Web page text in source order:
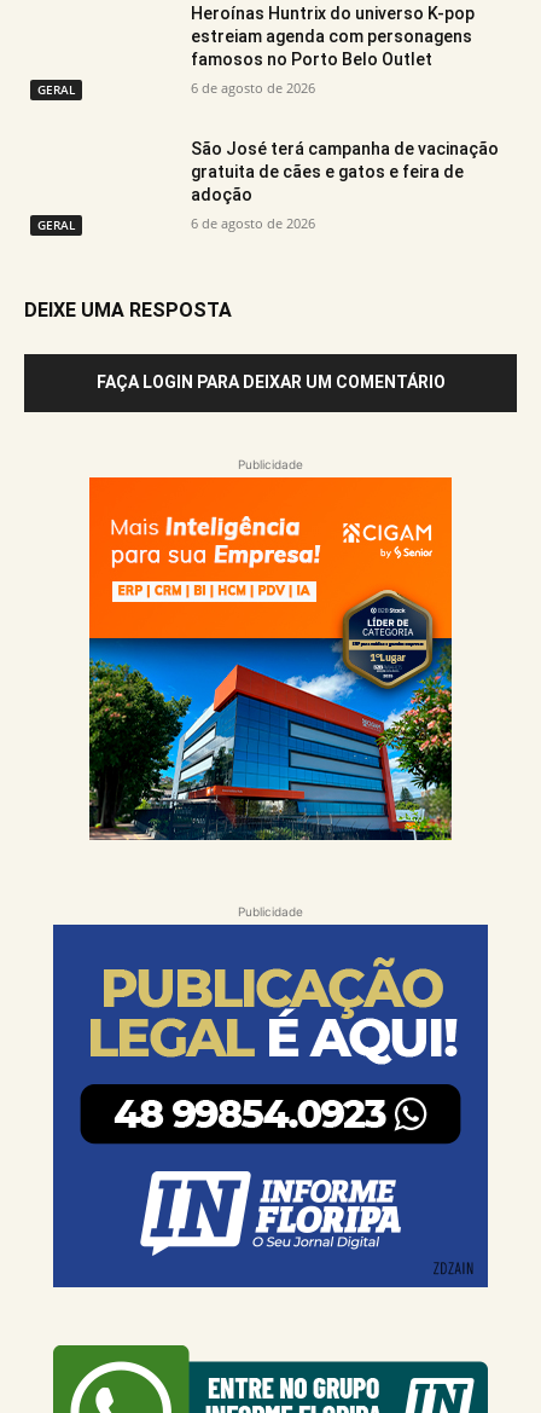
GERAL
Heroínas Huntrix do universo K-pop
estreiam agenda com personagens
famosos no Porto Belo Outlet
6 de agosto de 2026
GERAL
São José terá campanha de vacinação
gratuita de cães e gatos e feira de
adoção
6 de agosto de 2026
DEIXE UMA RESPOSTA
FAÇA LOGIN PARA DEIXAR UM COMENTÁRIO
Publicidade
Publicidade